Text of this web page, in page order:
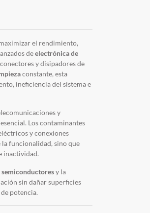
el rendimiento,
deelectrónica de
y disipadores de
constante, esta
ineficiencia del sistema e
y
Los contaminantes
y conexiones
la funcionalidad, sino que
inactividad.
semiconductoresy la
sin dañar superficies
potencia.